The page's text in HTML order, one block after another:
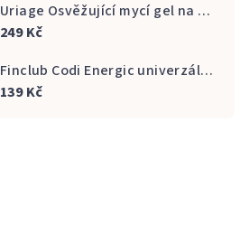
Uriage Osvěžující mycí gel na intimní hygienu Gyn Phy Refreshing Gel Intimate Hygiene 500 ml
249 Kč
Finclub Codi Energic univerzální odmašťovač náplň 750 ml
139 Kč